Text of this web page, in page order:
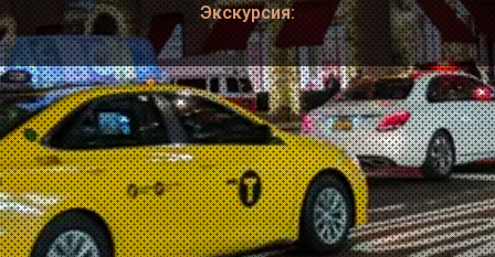
Экскурсия: